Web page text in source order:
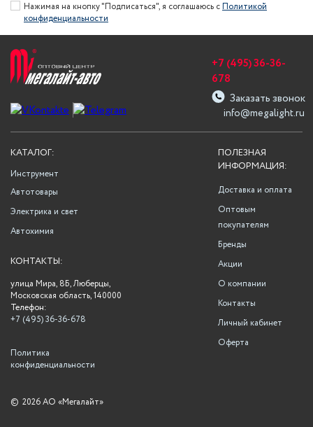
Нажимая на кнопку "Подписаться", я соглашаюсь сПолитикой
конфиденциальности
info@megalight.ru
+7 (495) 36-36-
678
Заказать звонок
ПОЛЕЗНАЯ
ИНФОРМАЦИЯ:
Доставка и оплата
Оптовым
покупателям
Бренды
Акции
О компании
Контакты
Личный кабинет
Оферта
КАТАЛОГ:
Инструмент
Автотовары
Электрика и свет
Автохимия
КОНТАКТЫ:
улица Мира, 8Б, Люберцы,
Московская область, 140000
Телефон:
+7 (495) 36-36-678
Политика
конфиденциальности
© 2026 АО «Мегалайт»